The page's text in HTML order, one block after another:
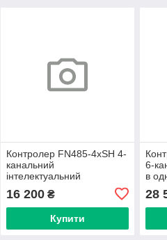
Контролер FN485-4xSH 4-
канальний
інтелектуальний
контролер віконних штор і
жалюзі (art.239257)
16 200₴
Купити
6-
в
28